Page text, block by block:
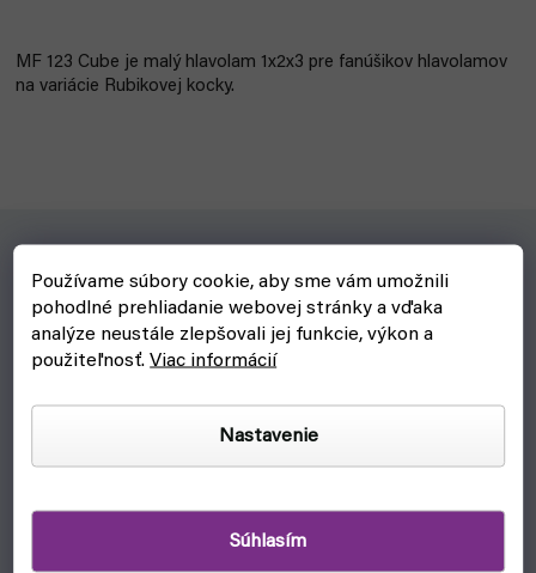
Používame súbory cookie, aby sme vám umožnili
pohodlné prehliadanie webovej stránky a vďaka
analýze neustále zlepšovali jej funkcie, výkon a
použiteľnosť.Viac informácií
Nastavenie
Súhlasím
MF 123 Cube je malý hlavolam 1x2x3 pre fanúšikov hlavolamov
na variácie Rubikovej kocky.
Pre koho?
Pre fanúšikov rubikovej kocky a jej variácií.
Jednoduchý hlavolam, ktorý zvládne vyriešiť aj nekuriér.
Hračka, ktorá rozhodne nesmie chýbať v zbierke zberateľa